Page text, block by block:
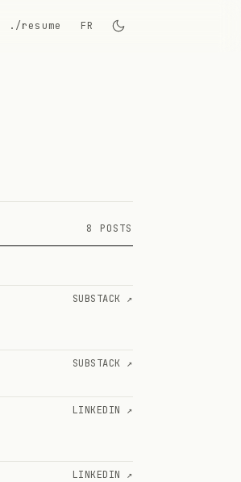
./resume FR
8 POSTS
SUBSTACK ↗
SUBSTACK ↗
LINKEDIN ↗
LINKEDIN ↗